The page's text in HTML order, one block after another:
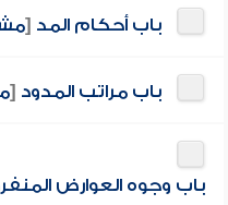
باب أحكام المد [
باب مراتب المدود [
باب وجوه العوارض